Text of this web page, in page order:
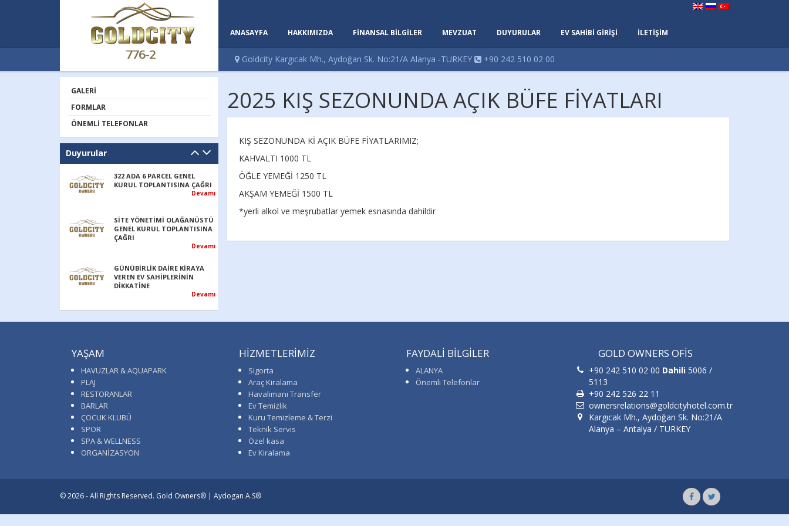
776-2
ANASAYFA HAKKIMIZDA FİNANSAL BİLGİLER MEVZUAT DUYURULAR EV SAHİBİ GİRİŞİ İLETİŞİM
Goldcity Kargıcak Mh., Aydoğan Sk. No:21/A Alanya -TURKEY +90 242 510 02 00
GALERI
FORMLAR
ÖNEMLI TELEFONLAR
Duyurular
322 ADA 6 PARCEL GENEL
KURUL TOPLANTISINA ÇAĞRI
Devamı
SİTE YÖNETİMİ OLAĞANÜSTÜ
GENEL KURUL TOPLANTISINA
ÇAĞRI
Devamı
GÜNÜBİRLİK DAİRE KİRAYA
VEREN EV SAHİPLERİNİN
DİKKATİNE
Devamı
2025 KIŞ SEZONUNDA AÇIK BÜFE FİYATLARI
KIŞ SEZONUNDA Kİ AÇIK BÜFE FİYATLARIMIZ;
KAHVALTI 1000 TL
ÖĞLE YEMEĞİ 1250 TL
AKŞAM YEMEĞİ 1500 TL
*yerli alkol ve meşrubatlar yemek esnasında dahildir
YAŞAM
HAVUZLAR & AQUAPARK
PLAJ
RESTORANLAR
BARLAR
ÇOCUK KLUBÜ
SPOR
SPA & WELLNESS
ORGANİZASYON
HİZMETLERİMİZ
Sigorta
Araç Kiralama
Havalimanı Transfer
Ev Temizlik
Kuru Temizleme & Terzi
Teknik Servis
Özel kasa
Ev Kiralama
FAYDALİ BİLGİLER
ALANYA
Önemli Telefonlar
GOLD OWNERS OFİS
+90 242 510 02 00 Dahili 5006 /
5113
+90 242 526 22 11
ownersrelations@goldcityhotel.com.tr
Kargıcak Mh., Aydoğan Sk. No:21/A
Alanya – Antalya / TURKEY
© 2026 - All Rights Reserved. Gold Owners® | Aydogan A.S®